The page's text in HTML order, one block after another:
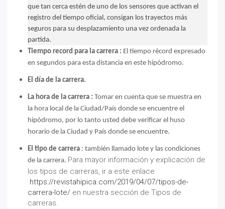
que tan cerca estén de uno de los sensores que activan el
registro del tiempo oficial, consigan los trayectos más
seguros para su desplazamiento una vez ordenada la
partida.
Tiempo record para la carrera : El tiempo récord expresado
en segundos para esta distancia en este hipódromo.
El día de la carrera.
La hora de la carrera : Tomar en cuenta que se muestra en
la hora local de la Ciudad/País donde se encuentre el
hipódromo, por lo tanto usted debe verificar el huso
horario de la Ciudad y País donde se encuentre.
El tipo de carrera : también llamado lote y las condiciones
de la carrera. Para mayor información y explicación de
los tipos de carreras, ir a este enlace
https://revistahipica.com/2019/04/07/tipos-de-
carrera-lote/ en nuestra sección de Tipos de
carreras.